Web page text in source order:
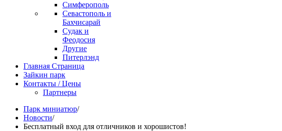
Симферополь
Севастополь и
Бахчисарай
Судак и
Феодосия
Другие
Питерлэнд
Главная Страница
Зайкин парк
Контакты / Цены
Партнеры
Парк миниатюр/
Новости/
Бесплатный вход для отличников и хорошистов!